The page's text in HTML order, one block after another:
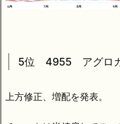
5位 4955 アグロ
上方修正、増配を発表。